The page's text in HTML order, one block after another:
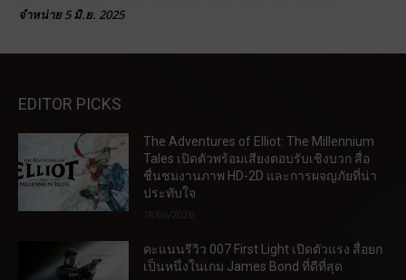
จำหน่าย 5 มิ.ย. 2025
EDITOR PICKS
The Adventures of Elliot: The Millennium
Tales เปิดตัวพร้อมเสียงตอบรับเชิงบวก สื่อ
ชื่นชมงานภาพ HD-2D และการผจญภัยที่น่า
ประทับใจ
18/06/2026
คะแนนรีวิว 007 First Light เปิดตัวแรง สื่อยก
เป็นหนึ่งในเกม James Bond ที่ดีที่สุด